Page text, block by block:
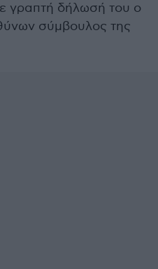
γραπτή δήλωσή του ο
σύμβουλος της